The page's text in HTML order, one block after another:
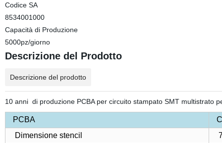
Codice SA
8534001000
Capacità di Produzione
5000pz/giorno
Descrizione del Prodotto
Descrizione del prodotto
10 anni di produzione PCBA per circuito stampato SMT multistrato
PCBA
Dimensione stencil